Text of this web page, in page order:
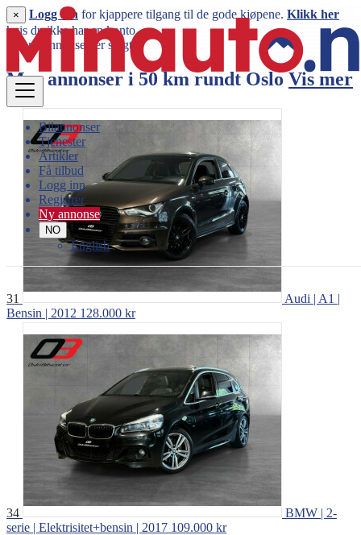
Bilannonser
Tjenester
Artikler
Få tilbud
Logg inn
Registrer
Ny annonse
NO
English
× Logg inn for kjappere tilgang til de gode kjøpene. Klikk her
hvis du ikke har en konto.
Denne annonsen er solgt
Mer annonser i 50 km rundtOslo Vis mer
31
Audi | A1 |
Bensin | 2012 128.000 kr
34
BMW | 2-
serie | Elektrisitet+bensin | 2017 109.000 kr